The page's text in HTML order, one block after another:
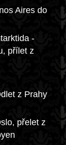
Aires do
-
přílet z
z Prahy
přelet z